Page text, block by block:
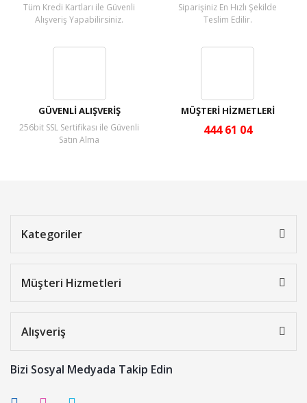
Tüm Kredi Kartları ile Güvenli
Alışveriş Yapabilirsiniz.
Siparişiniz En Hızlı Şekilde
Teslim Edilir.
GÜVENLİ ALIŞVERİŞ
256bit SSL Sertifikası ile Güvenli
Satın Alma
MÜŞTERİ HİZMETLERİ
444 61 04
Kategoriler
Müşteri Hizmetleri
Alışveriş
Bizi Sosyal Medyada Takip Edin